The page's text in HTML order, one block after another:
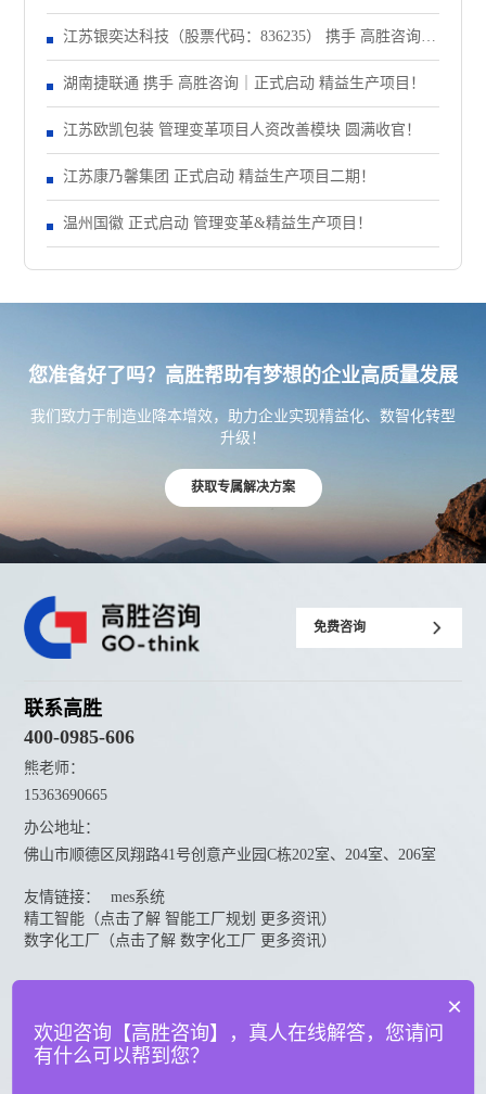
动大会！
江苏银奕达科技（股票代码：836235） 携手 高胜咨询｜
正式启动 管理变革项目
湖南捷联通 携手 高胜咨询｜正式启动 精益生产项目！
江苏欧凯包装 管理变革项目人资改善模块 圆满收官！
江苏康乃馨集团 正式启动 精益生产项目二期！
温州国徽 正式启动 管理变革&精益生产项目！
您准备好了吗？高胜帮助有梦想的企业高质量发展
我们致力于制造业降本增效，助力企业实现精益化、数智化转型
升级！
获取专属解决方案
免费咨询
联系高胜
400-0985-606
熊老师：
15363690665
办公地址：
佛山市顺德区凤翔路41号创意产业园C栋202室、204室、206室
友情链接：
mes系统
精工智能（点击了解 智能工厂规划 更多资讯）
数字化工厂（点击了解 数字化工厂 更多资讯）
×
欢迎咨询【高胜咨询】，真人在线解答，您请问
有什么可以帮到您？